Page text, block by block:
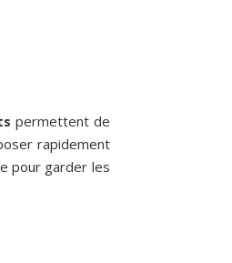
permettent de
rapidement
pour garder les